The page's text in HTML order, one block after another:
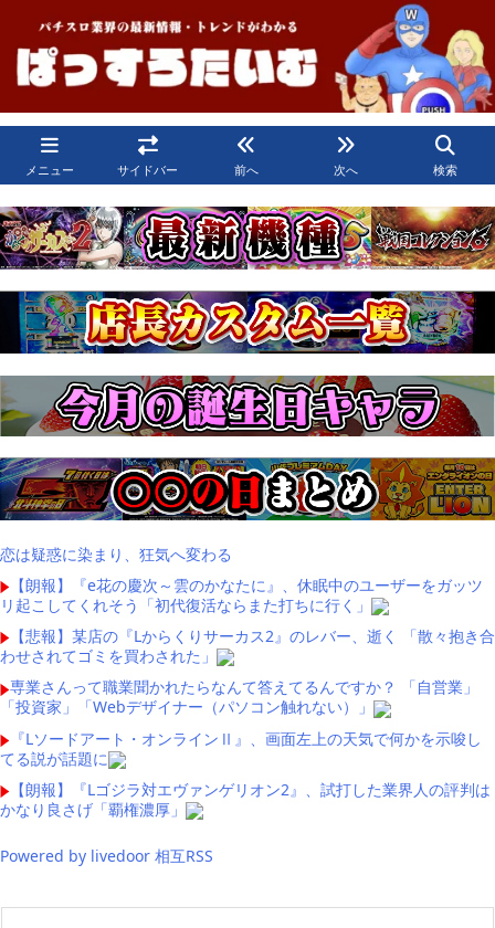
メニュー サイドバー 前へ 次へ 検索
恋は疑惑に染まり、狂気へ変わる
【朗報】『e花の慶次～雲のかなたに』、休眠中のユーザーをガッツ
リ起こしてくれそう「初代復活ならまた打ちに行く」
【悲報】某店の『Lからくりサーカス2』のレバー、逝く 「散々抱き合
わせされてゴミを買わされた」
専業さんって職業聞かれたらなんて答えてるんですか？ 「自営業」
「投資家」「Webデザイナー（パソコン触れない）」
『Lソードアート・オンラインⅡ』、画面左上の天気で何かを示唆し
てる説が話題に
【朗報】『Lゴジラ対エヴァンゲリオン2』、試打した業界人の評判は
かなり良さげ「覇権濃厚」
Powered by livedoor 相互RSS